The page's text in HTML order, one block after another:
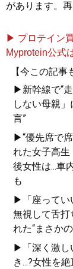
があります。
▶ プロテイン
Myprotein公式
【今この記事
▶新幹線で“
しない母親
言”
▶“優先席で
れた女子高生
後女性は...車
も
▶「座ってい
無視して舌打
れた“まさか
▶「深く激し
き...?女性を